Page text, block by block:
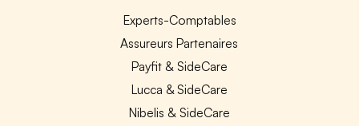
Experts-Comptables
Assureurs Partenaires
Payfit & SideCare
Lucca & SideCare
Nibelis & SideCare